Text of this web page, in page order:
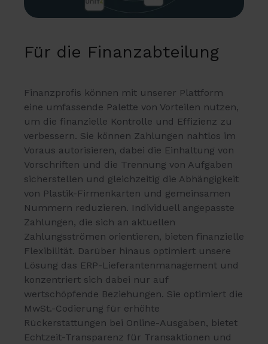
Für die Finanzabteilung
Finanzprofis können mit unserer Plattform
eine umfassende Palette von Vorteilen nutzen,
um die finanzielle Kontrolle und Effizienz zu
verbessern. Sie können Zahlungen nahtlos im
Voraus autorisieren, dabei die Einhaltung von
Vorschriften und die Trennung von Aufgaben
sicherstellen und gleichzeitig die Abhängigkeit
von Plastik-Firmenkarten und gemeinsamen
Nummern reduzieren. Individuell angepasste
Zahlungen, die sich an aktuellen
Zahlungsströmen orientieren, bieten finanzielle
Flexibilität. Darüber hinaus optimiert unsere
Lösung das ERP-Lieferantenmanagement und
konzentriert sich dabei nur auf
wertschöpfende Beziehungen. Sie optimiert die
MwSt.-Codierung für erhöhte
Rückerstattungen bei Online-Ausgaben, bietet
Echtzeit-Transparenz für Transaktionen und